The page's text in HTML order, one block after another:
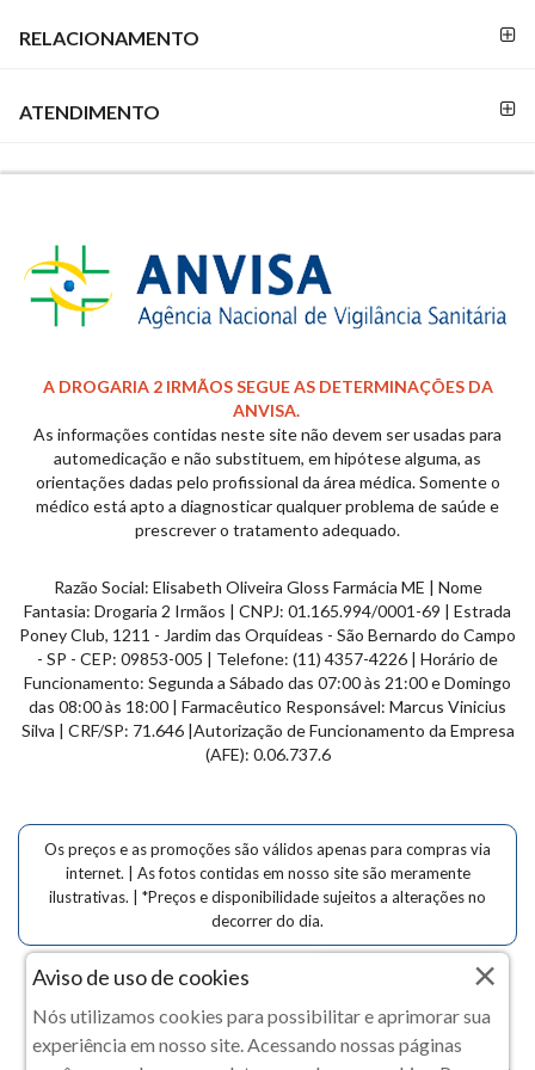
Clique aqui...
SEGURANÇA
CREDIBILIDADE
REDES
RELACIONAMENTO
ATENDIMENTO
A DROGARIA 2 IRMÃOS SEGUE AS DETERMINAÇÕES DA
ANVISA.
As informações contidas neste site não devem ser usadas para
automedicação e não substituem, em hipótese alguma, as
orientações dadas pelo profissional da área médica. Somente o
médico está apto a diagnosticar qualquer problema de saúde e
prescrever o tratamento adequado.
Razão Social: Elisabeth Oliveira Gloss Farmácia ME | Nome
Fantasia: Drogaria 2 Irmãos | CNPJ: 01.165.994/0001-69 | Estrada
Poney Club, 1211 - Jardim das Orquídeas - São Bernardo do Campo
- SP - CEP: 09853-005 | Telefone: (11) 4357-4226 | Horário de
Funcionamento: Segunda a Sábado das 07:00 às 21:00 e Domingo
das 08:00 às 18:00 | Farmacêutico Responsável: Marcus Vinicius
Silva | CRF/SP: 71.646 |Autorização de Funcionamento da Empresa
(AFE): 0.06.737.6
Os preços e as promoções são válidos apenas para compras via
internet. | As fotos contidas em nosso site são meramente
ilustrativas. | *Preços e disponibilidade sujeitos a alterações no
decorrer do dia.
Copyright © 2020 Drogaria 2 Irmãos - Todos os direitos
reservados.
Aviso de uso de cookies
Nós utilizamos cookies para possibilitar e aprimorar sua
experiência em nosso site. Acessando nossas páginas
×